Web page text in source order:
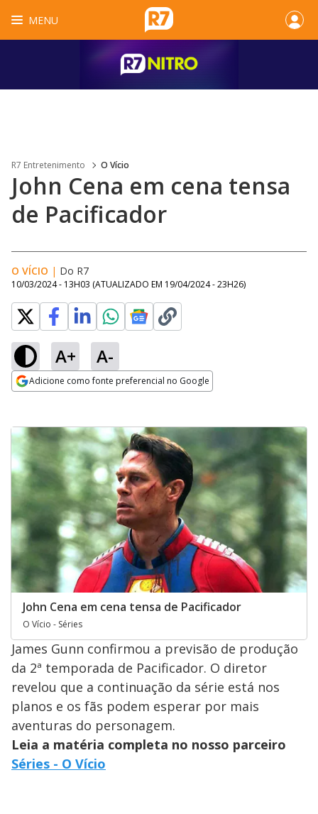
MENU
R7 Entretenimento O Vício
John Cena em cena tensa
de Pacificador
O VÍCIO | Do R7
10/03/2024 - 13H03 (ATUALIZADO EM 19/04/2024 - 23H26)
A+ A-
Adicione como fonte preferencial no Google
John Cena em cena tensa de Pacificador
O Vício - Séries
James Gunn confirmou a previsão de produção
da 2ª temporada de Pacificador. O diretor
revelou que a continuação da série está nos
planos e os fãs podem esperar por mais
aventuras do personagem.
Leia a matéria completa no nosso parceiro
Séries - O Vício